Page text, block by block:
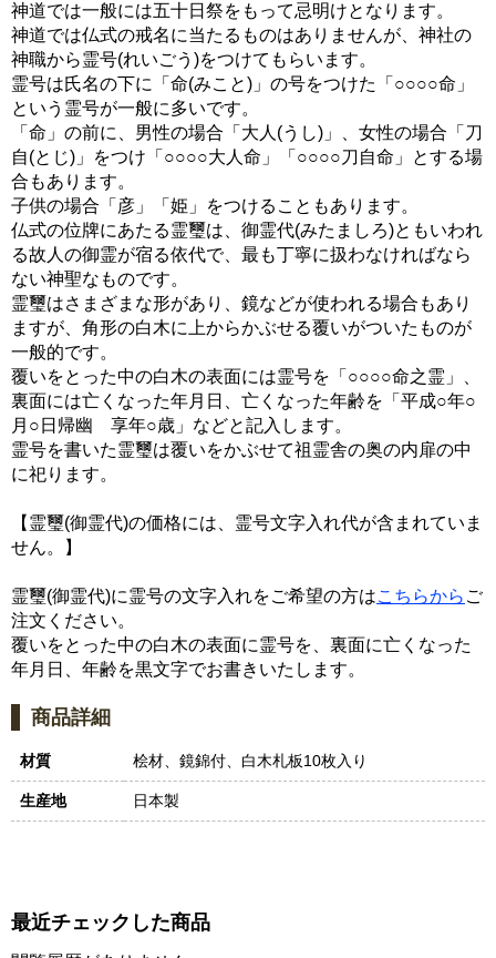
神道では一般には五十日祭をもって忌明けとなります。
神道では仏式の戒名に当たるものはありませんが、神社の
神職から霊号(れいごう)をつけてもらいます。
霊号は氏名の下に「命(みこと)」の号をつけた「○○○○命」
という霊号が一般に多いです。
「命」の前に、男性の場合「大人(うし)」、女性の場合「刀
自(とじ)」をつけ「○○○○大人命」「○○○○刀自命」とする場
合もあります。
子供の場合「彦」「姫」をつけることもあります。
仏式の位牌にあたる霊璽は、御霊代(みたましろ)ともいわれ
る故人の御霊が宿る依代で、最も丁寧に扱わなければなら
ない神聖なものです。
霊璽はさまざまな形があり、鏡などが使われる場合もあり
ますが、角形の白木に上からかぶせる覆いがついたものが
一般的です。
覆いをとった中の白木の表面には霊号を「○○○○命之霊」、
裏面には亡くなった年月日、亡くなった年齢を「平成○年○
月○日帰幽 享年○歳」などと記入します。
霊号を書いた霊璽は覆いをかぶせて祖霊舎の奥の内扉の中
に祀ります。
【霊璽(御霊代)の価格には、霊号文字入れ代が含まれていま
せん。】
霊璽(御霊代)に霊号の文字入れをご希望の方はこちらから ご
注文ください。
覆いをとった中の白木の表面に霊号を、裏面に亡くなった
年月日、年齢を黒文字でお書きいたします。
商品詳細
材質 桧材、鏡錦付、白木札板10枚入り
生産地 日本製
最近チェックした商品